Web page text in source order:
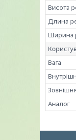
Висота
Длина
Ширина
Вага
Аналог